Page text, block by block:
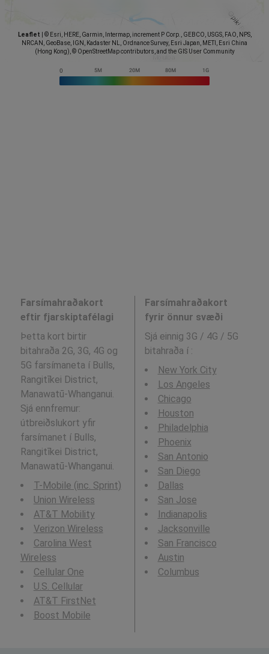
Leaflet
© Esri, HERE, Garmin, Intermap, increment P Corp., GEBCO, USGS, FAO, NPS,
NRCAN, GeoBase, IGN, Kadaster NL, Ordnance Survey, Esri Japan, METI, Esri China
(Hong Kong), © OpenStreetMap contributors, and the GIS User Community
Farsímahraðakort
eftir fjarskiptafélagi
Þetta kort birtir
bitahraða 2G, 3G, 4G og
5G farsímaneta í Bulls,
Rangitīkei District,
Manawatū-Whanganui.
Sjá ennfremur:
útbreiðslukort yfir
farsímanet í Bulls,
Rangitīkei District,
Manawatū-Whanganui.
T-Mobile (inc. Sprint)
Union Wireless
AT&T Mobility
Verizon Wireless
Carolina West
Wireless
Cellular One
U.S. Cellular
AT&T FirstNet
Boost Mobile
Farsímahraðakort
fyrir önnur svæði
Sjá einnig 3G / 4G / 5G
bitahraða í :
New York City
Los Angeles
Chicago
Houston
Philadelphia
Phoenix
San Antonio
San Diego
Dallas
San Jose
Indianapolis
Jacksonville
San Francisco
Austin
Columbus